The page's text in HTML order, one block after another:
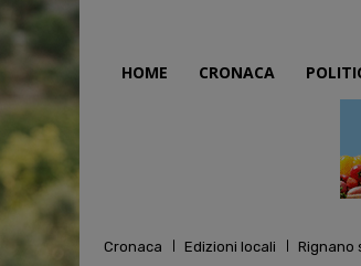
HOME CRONACA
Cronaca Edizioni locali Rignano